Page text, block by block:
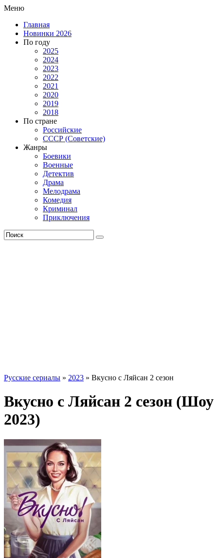
Меню
Главная
Новинки 2026
По году
2025
2024
2023
2022
2021
2020
2019
2018
По стране
Российские
СССР (Советские)
Жанры
Боевики
Военные
Детектив
Драма
Мелодрама
Комедия
Криминал
Приключения
Русские сериалы » 2023 » Вкусно с Ляйсан 2 сезон
Вкусно с Ляйсан 2 сезон (Шоу
2023)